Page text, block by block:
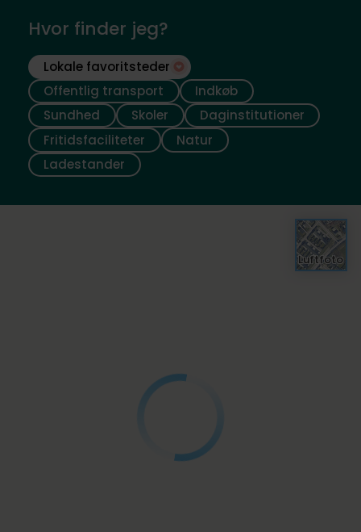
Hvor finder jeg?
Lokale favoritsteder
Offentlig transport
Indkøb
Sundhed
Skoler
Daginstitutioner
Fritidsfaciliteter
Natur
Ladestander
Luftfoto